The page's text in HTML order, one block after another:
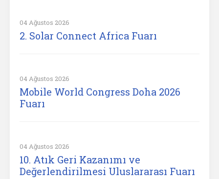
04 Ağustos 2026
2. Solar Connect Africa Fuarı
04 Ağustos 2026
Mobile World Congress Doha 2026
Fuarı
04 Ağustos 2026
10. Atık Geri Kazanımı ve
Değerlendirilmesi Uluslararası Fuarı